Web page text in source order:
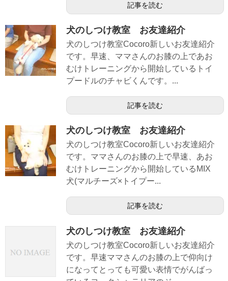
記事を読む
犬のしつけ教室 お友達紹介
犬のしつけ教室Cocoro新しいお友達紹介
です。早速、ママさんのお膝の上であお
むけトレーニングから開始しているトイ
プードルのチャビくんです。...
記事を読む
犬のしつけ教室 お友達紹介
犬のしつけ教室Cocoro新しいお友達紹介
です。ママさんのお膝の上で早速、あお
むけトレーニングから開始しているMIX
犬(マルチーズ×トイプー...
記事を読む
犬のしつけ教室 お友達紹介
犬のしつけ教室Cocoro新しいお友達紹介
です。早速ママさんのお膝の上で仰向け
になってとっても可愛い表情でがんばっ